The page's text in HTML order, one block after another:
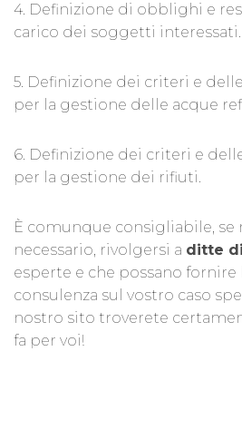
4. Definizione di obblighi e
carico dei soggetti interessati.
5. Definizione dei criteri e
per la gestione delle acque
6. Definizione dei criteri e
per la gestione dei rifiuti.
È comunque consigliabile, se
necessario, rivolgersi a ditte
esperte e che possano fornire
consulenza sul vostro caso
nostro sito troverete
fa per voi!